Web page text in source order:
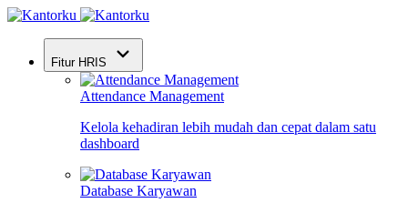
Fitur HRIS
Attendance Management
Kelola kehadiran lebih mudah dan cepat dalam satu
dashboard
Database Karyawan